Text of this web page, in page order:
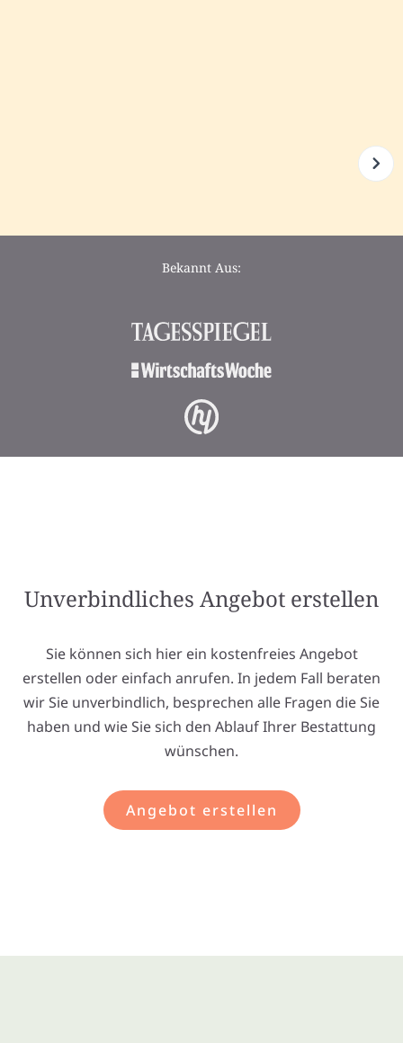
Bekannt Aus:
Unverbindliches Angebot erstellen
Sie können sich hier ein kostenfreies Angebot
erstellen oder einfach anrufen. In jedem Fall beraten
wir Sie unverbindlich, besprechen alle Fragen die Sie
haben und wie Sie sich den Ablauf Ihrer Bestattung
wünschen.
Angebot erstellen